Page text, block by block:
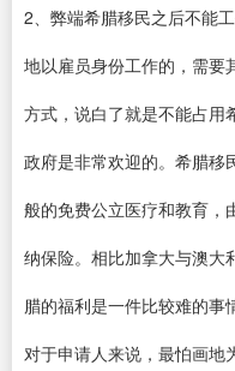
2、弊端希腊移民之后不能
地以雇员身份工作的，需要
方式，说白了就是不能占用
政府是非常欢迎的。希腊移
般的免费公立医疗和教育，
纳保险。相比加拿大与澳大
腊的福利是一件比较难的事
对于申请人来说，最怕画地